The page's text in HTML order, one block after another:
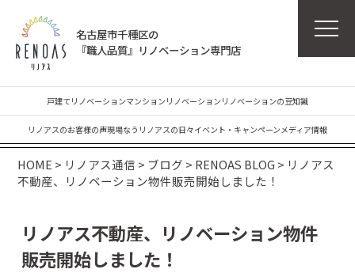
名古屋市千種区の
『職人品質』リノベーション専門店
戸建てリノベーションマンションリノベーション リノベーションの豆知識
リノアスのお客様の声現場なう リノアスの日々イベント・キャンペーンメディア情報
HOME > リノアス通信 > ブログ > RENOAS BLOG > リノアス
不動産、リノベーション物件販売開始しました！
リノアス不動産、リノベーション物件
販売開始しました！